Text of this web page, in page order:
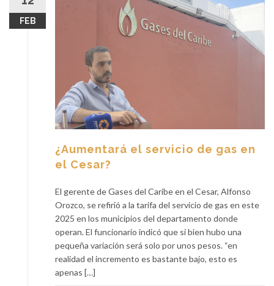
FEB
¿Aumentará el servicio de gas en
el Cesar?
El gerente de Gases del Caribe en el Cesar, Alfonso
Orozco, se refirió a la tarifa del servicio de gas en este
2025 en los municipios del departamento donde
operan. El funcionario indicó que si bien hubo una
pequeña variación será solo por unos pesos. “en
realidad el incremento es bastante bajo, esto es
apenas […]